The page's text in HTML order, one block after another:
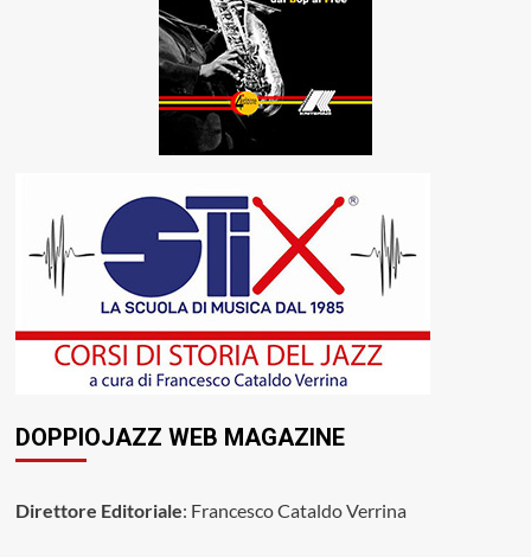
DOPPIOJAZZ WEB MAGAZINE
Direttore Editoriale: Francesco Cataldo Verrina